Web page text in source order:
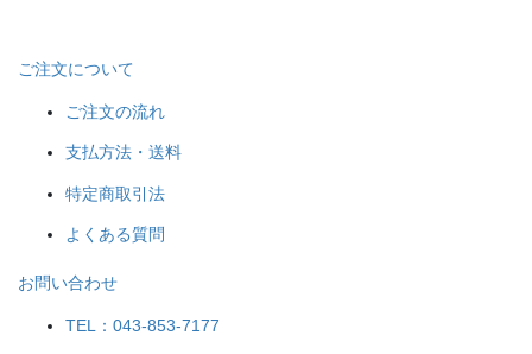
ご注文について
ご注文の流れ
支払方法・送料
特定商取引法
よくある質問
お問い合わせ
TEL：043-853-7177